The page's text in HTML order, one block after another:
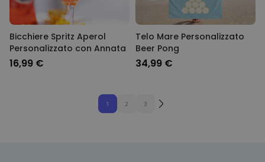
Bicchiere Spritz Aperol
Personalizzato con Annata
16,99 €
Telo Mare Personalizzato
Beer Pong
34,99 €
1 2 3